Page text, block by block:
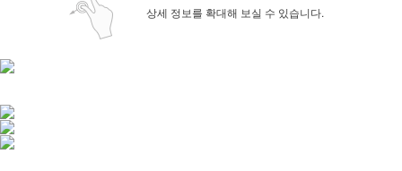
상세 정보를 확대해 보실 수 있습니다.